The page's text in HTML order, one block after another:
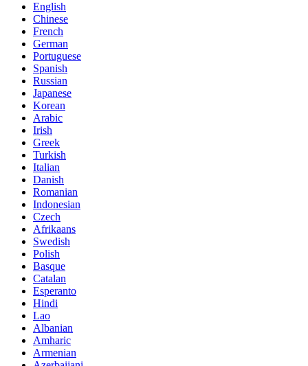
English
Chinese
French
German
Portuguese
Spanish
Russian
Japanese
Korean
Arabic
Irish
Greek
Turkish
Italian
Danish
Romanian
Indonesian
Czech
Afrikaans
Swedish
Polish
Basque
Catalan
Esperanto
Hindi
Lao
Albanian
Amharic
Armenian